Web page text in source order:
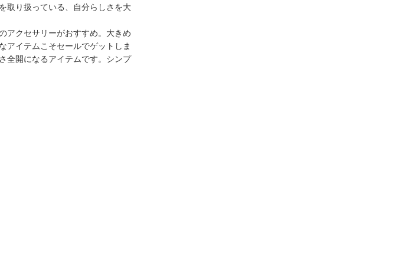
取り扱っている、自分らしさを大
アクセサリーがおすすめ。大きめ
アイテムこそセールでゲットしま
全開になるアイテムです。シンプ